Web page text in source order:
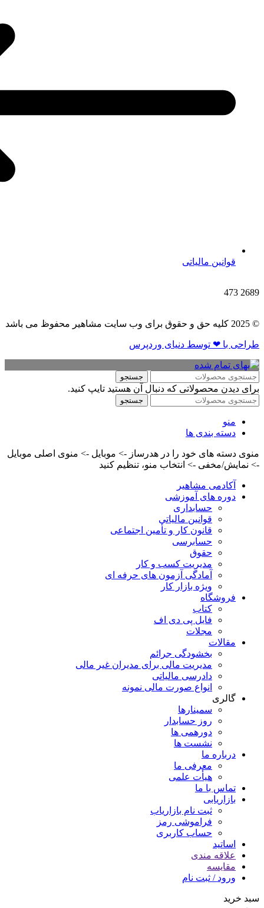
قوانین مالیاتی
2689
473
© 2025 کلیه حق و حقوق برای وب سایت مشاهیر محفوظ می باشد
طراحی با ❤ توسط​ دنیای وردپرس
جستجو
برای دیدن محصولاتی که دنبال آن هستید تایپ کنید.
جستجو
منو
دسته بندی ها
منوی دسته های خود را در هدرساز -> موبایل -> منوی اصلی موبایل
-> نمایش/مخفی -> انتخاب منو، تنظیم کنید
آکادمی مشاهیر
دوره های آموزشی
حسابداری
قوانین مالیاتی
قانون کار و تأمین اجتماعی
حسابرسی
حقوق
مدیریت کسب و کار
آمادگی آزمون های حرفه ای
ویژه بازار کار
فروشگاه
کتاب
فایل پی دی اف
مجلات
مقالات
بخشودگی جرائم
مدیریت مالی برای مدیران غیر مالی
دادرسی مالیاتی
انواع صورت مالی نمونه
گالری
سمینارها
روز حسابدار
دورهمی ها
نشست ها
درباره ما
معرفی ما
هیأت علمی
تماس با ما
بازاریابی
ثبت نام بازاریاب
فراموشی رمز
حساب کاربری
اساتید
علاقه مندی
مقايسه
ورود / ثبت نام
سبد خرید